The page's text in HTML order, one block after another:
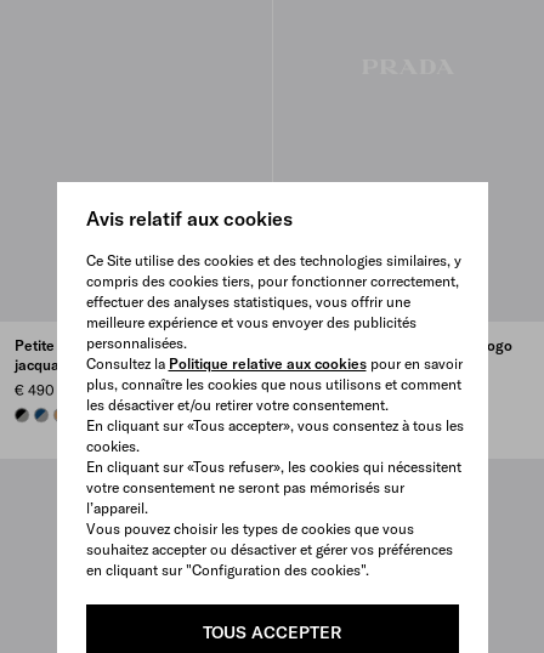
Avis relatif aux cookies
Ce Site utilise des cookies et des technologies similaires, y
compris des cookies tiers, pour fonctionner correctement,
effectuer des analyses statistiques, vous offrir une
meilleure expérience et vous envoyer des publicités
personnalisées.
Consultez la Politique relative aux cookiespour en savoir
plus, connaître les cookies que nous utilisons et comment
les désactiver et/ou retirer votre consentement.
En cliquant sur «Tous accepter», vous consentez à tous les
cookies.
En cliquant sur «Tous refuser», les cookies qui nécessitent
votre consentement ne seront pas mémorisés sur
l’appareil.
Vous pouvez choisir les types de cookies que vous
souhaitez accepter ou désactiver et gérer vos préférences
en cliquant sur "Configuration des cookies".
TOUS ACCEPTER
Petite écharpe en laine avec logo
jacquard
€ 490
SLATE GRAY/BLACK
GREY/BLUE
IVORY/CAMEL
Petite écharpe en laine avec logo
jacquard
€ 490
GREY/BLUE
SLATE GRAY/BLACK
IVORY/CAMEL